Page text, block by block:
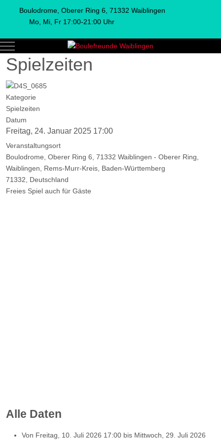
Boulodrome, Oberer Ring 6, 71332 Waiblingen
Mo, Mi, Fr 17:00-21:00 Uhr
Mobile Menu Toggle
Spielzeiten
Kategorie
Spielzeiten
Datum
Freitag, 24. Januar 2025 17:00
Veranstaltungsort
Boulodrome, Oberer Ring 6, 71332 Waiblingen - Oberer Ring,
Waiblingen, Rems-Murr-Kreis, Baden-Württemberg
71332, Deutschland
Freies Spiel auch für Gäste
Alle Daten
Von Freitag, 10. Juli 2026 17:00 bis Mittwoch, 29. Juli 2026